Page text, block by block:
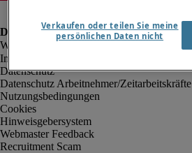
Impressum
Datenschutz
Datenschutz Arbeitnehmer/Zeitarbeitskräfte
Nutzungsbedingungen
Cookies
Hinweisgebersystem
Webmaster Feedback
Recruitment Scam
Verkaufen oder teilen Sie meine
persönlichen Daten nicht